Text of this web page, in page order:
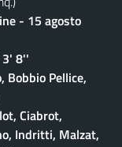
- 15 agosto
3' 8''
Bobbio Pellice,
Ciabrot,
Indritti, Malzat,